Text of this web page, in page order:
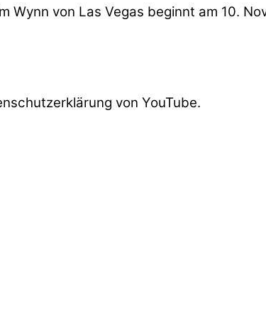
Wynn von Las Vegas beginnt am 10.
von YouTube.